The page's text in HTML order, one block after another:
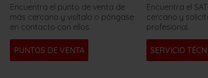
Encuentra el punto de venta de
más cercano y visítalo o póngase
en contacto con ellos.
PUNTOS DE VENTA
Encuentra el
cercano y
profesional.
SERVICIO